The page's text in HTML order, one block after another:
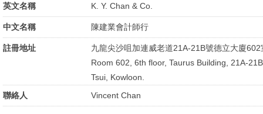
英文名稱 K. Y. Chan & Co.
中文名稱 陳建業會計師行
註冊地址
九龍尖沙咀加連威老道21A-21B號德立大廈602
Room 602, 6th floor, Taurus Building, 21A-
Tsui, Kowloon.
聯絡人
Vincent Chan